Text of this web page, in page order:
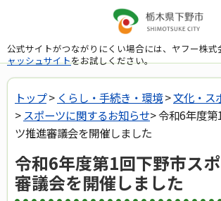
公式サイトがつながりにくい場合には、ヤフー株式
ャッシュサイトをお試しください。
トップ> くらし・手続き・環境>文化・ス
> スポーツに関するお知らせ> 令和6年度
ツ推進審議会を開催しました
令和6年度第1回下野市ス
審議会を開催しました